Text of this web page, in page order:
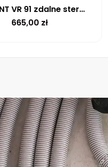
VAILLANT VR 91 zdalne sterowanie do regulatora multiMATIC 700 ze złączem eBUS
665,00 zł